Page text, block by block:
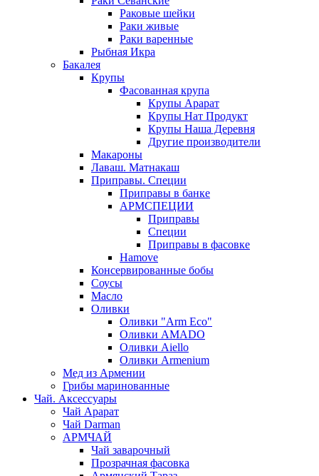
Раковые шейки
Раки живые
Раки варенные
Рыбная Икра
Бакалея
Крупы
Фасованная крупа
Крупы Арарат
Крупы Нат Продукт
Крупы Наша Деревня
Другие производители
Макароны
Лаваш. Матнакаш
Приправы. Специи
Приправы в банке
АРМСПЕЦИИ
Приправы
Специи
Приправы в фасовке
Hamove
Консервированные бобы
Соусы
Масло
Оливки
Оливки "Arm Eco"
Оливки AMADO
Оливки Aiello
Оливки Armenium
Мед из Армении
Грибы маринованные
Чай. Аксессуары
Чай Арарат
Чай Darman
АРМЧАЙ
Чай заварочный
Прозрачная фасовка